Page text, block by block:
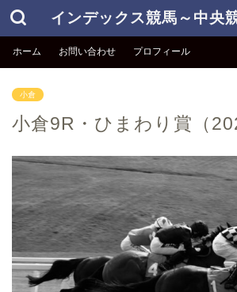
インデックス競馬～中央
ホーム お問い合わせ プロフィール
小倉
小倉9R・ひまわり賞（